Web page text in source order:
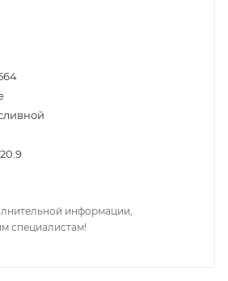
20.9
информации,
специалистам!